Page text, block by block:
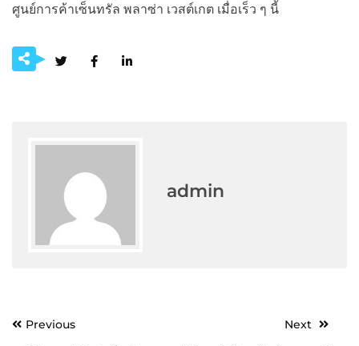
ศูนย์การค้าเซ็นทรัล พลาซ่า เวสต์เกต เมื่อเร็ว ๆ นี้
admin
PostPrevious Next